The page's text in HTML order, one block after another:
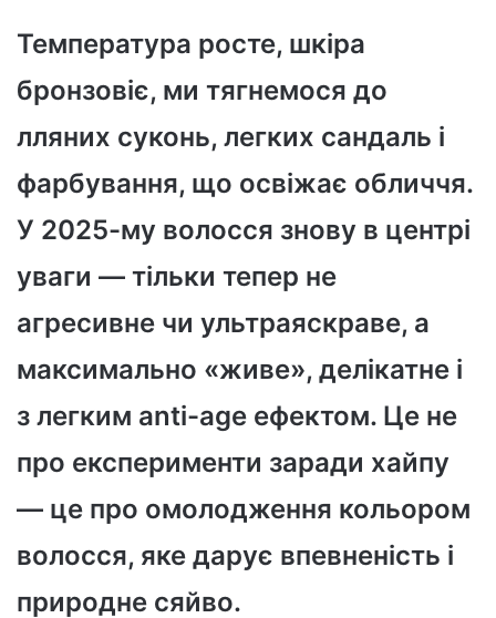
Температура росте, шкіра
бронзовіє, ми тягнемося до
лляних суконь, легких сандаль і
фарбування, що освіжає обличчя.
У 2025-му волосся знову в центрі
уваги — тільки тепер не
агресивне чи ультраяскраве, а
максимально «живе», делікатне і
з легким anti-age ефектом. Це не
про експерименти заради хайпу
— це про омолодження кольором
волосся, яке дарує впевненість і
природне сяйво.